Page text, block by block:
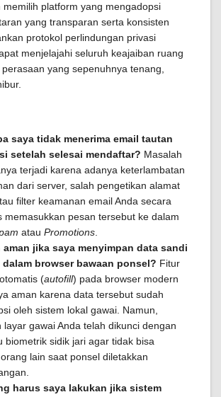
memilih platform yang mengadopsi
yang transparan serta konsisten
protokol perlindungan privasi
menjelajahi seluruh keajaiban ruang
yang sepenuhnya tenang,
saya tidak menerima email tautan
setelah selesai mendaftar? Masalah
terjadi karena adanya keterlambatan
dari server, salah pengetikan alamat
filter keamanan email Anda secara
memasukkan pesan tersebut ke dalam
atau Promotions
aman jika saya menyimpan data sandi
browser bawaan ponsel? Fitur
(autofill) pada browser modern
aman karena data tersebut sudah
oleh sistem lokal gawai. Namun,
layar gawai Anda telah dikunci dengan
biometrik sidik jari agar tidak bisa
lain saat ponsel diletakkan
harus saya lakukan jika sistem